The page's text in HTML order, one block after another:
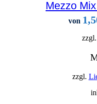
Mezzo
von
zzgl.
zzgl.